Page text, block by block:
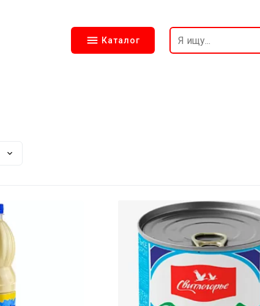
Каталог